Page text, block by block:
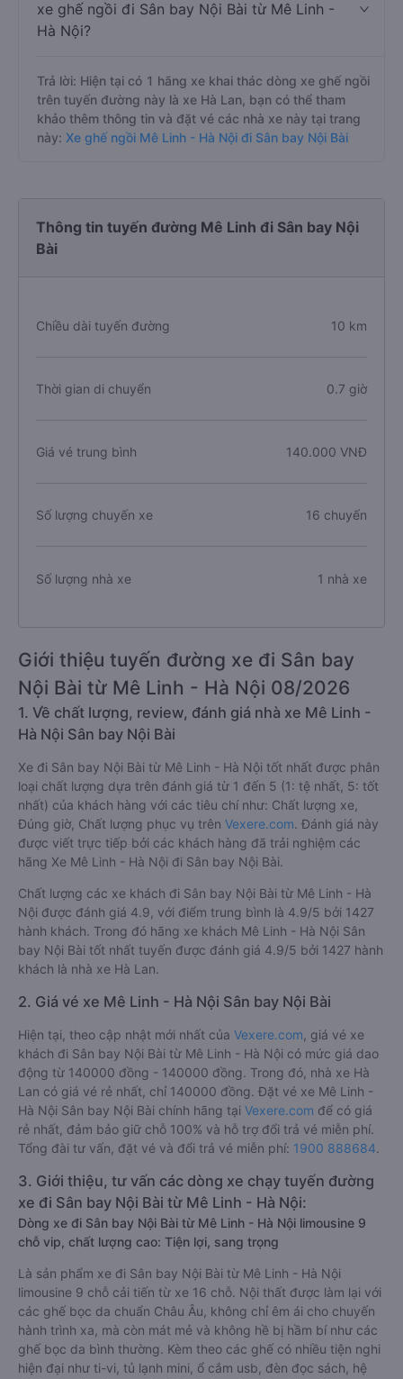
xe ghế ngồi đi Sân bay Nội Bài từ Mê Linh -
Hà Nội?
Trả lời: Hiện tại có 1 hãng xe khai thác dòng xe ghế ngồi
trên tuyến đường này là xe Hà Lan, bạn có thể tham
khảo thêm thông tin và đặt vé các nhà xe này tại trang
này: Xe ghế ngồi Mê Linh - Hà Nội đi Sân bay Nội Bài
Thông tin tuyến đường Mê Linh đi Sân bay Nội
Bài
Chiều dài tuyến đường 10 km
Thời gian di chuyển 0.7 giờ
Giá vé trung bình 140.000 VNĐ
Số lượng chuyến xe 16 chuyến
Số lượng nhà xe 1 nhà xe
Giới thiệu tuyến đường xe đi Sân bay
Nội Bài từ Mê Linh - Hà Nội 08/2026
1. Về chất lượng, review, đánh giá nhà xe Mê Linh -
Hà Nội Sân bay Nội Bài
Xe đi Sân bay Nội Bài từ Mê Linh - Hà Nội tốt nhất được phân
loại chất lượng dựa trên đánh giá từ 1 đến 5 (1: tệ nhất, 5: tốt
nhất) của khách hàng với các tiêu chí như: Chất lượng xe,
Đúng giờ, Chất lượng phục vụ trên Vexere.com. Đánh giá này
được viết trực tiếp bởi các khách hàng đã trải nghiệm các
hãng Xe Mê Linh - Hà Nội đi Sân bay Nội Bài.
Chất lượng các xe khách đi Sân bay Nội Bài từ Mê Linh - Hà
Nội được đánh giá 4.9, với điểm trung bình là 4.9/5 bởi 1427
hành khách. Trong đó hãng xe khách Mê Linh - Hà Nội Sân
bay Nội Bài tốt nhất tuyến được đánh giá 4.9/5 bởi 1427 hành
khách là nhà xe Hà Lan.
2. Giá vé xe Mê Linh - Hà Nội Sân bay Nội Bài
Hiện tại, theo cập nhật mới nhất của Vexere.com , giá vé xe
khách đi Sân bay Nội Bài từ Mê Linh - Hà Nội có mức giá dao
động từ 140000 đồng - 140000 đồng. Trong đó, nhà xe Hà
Lan có giá vé rẻ nhất, chỉ 140000 đồng. Đặt vé xe Mê Linh -
Hà Nội Sân bay Nội Bài chính hãng tại Vexere.com để có giá
rẻ nhất, đảm bảo giữ chỗ 100% và hỗ trợ đổi trả vé miễn phí.
Tổng đài tư vấn, đặt vé và đổi trả vé miễn phí: 1900 888684.
3. Giới thiệu, tư vấn các dòng xe chạy tuyến đường
xe đi Sân bay Nội Bài từ Mê Linh - Hà Nội:
Dòng xe đi Sân bay Nội Bài từ Mê Linh - Hà Nội limousine 9
chỗ vip, chất lượng cao: Tiện lợi, sang trọng
Là sản phẩm xe đi Sân bay Nội Bài từ Mê Linh - Hà Nội
limousine 9 chỗ cải tiến từ xe 16 chỗ. Nội thất được làm lại với
các ghế bọc da chuẩn Châu Âu, không chỉ êm ái cho chuyến
hành trình xa, mà còn mát mẻ và không hề bị hầm bí như các
ghế bọc da bình thường. Kèm theo các ghế có nhiều tiện nghi
hiện đại như ti-vi, tủ lạnh mini, ổ cắm usb, đèn đọc sách, hệ